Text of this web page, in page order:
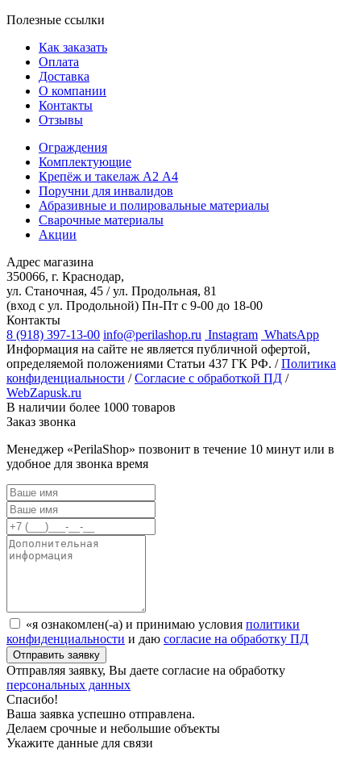
Полезные ссылки
Как заказать
Оплата
Доставка
О компании
Контакты
Отзывы
Ограждения
Комплектующие
Крепёж и такелаж А2 А4
Поручни для инвалидов
Абразивные и полировальные материалы
Сварочные материалы
Акции
Адрес магазина
350066, г. Краснодар,
ул. Станочная, 45 / ул. Продольная, 81
(вход с ул. Продольной) Пн-Пт с 9-00 до 18-00
Контакты
8 (918) 397-13-00 info@perilashop.ru Instagram WhatsApp
Информация на сайте не является публичной офертой,
определяемой положениями Статьи 437 ГК РФ. /Политика
конфиденциальности /Согласие с обработкой ПД /
WebZapusk.ru
В наличии более 1000 товаров
Заказ звонка
Менеджер «PerilaShop» позвонит в течение 10 минут или в
удобное для звонка время
«я ознакомлен(-а) и принимаю условия политики
конфиденциальности и даю согласие на обработку ПД
Отправляя заявку, Вы даете согласие на обработку
персональных данных
Спасибо!
Ваша заявка успешно отправлена.
Делаем срочные и небольшие объекты
Укажите данные для связи